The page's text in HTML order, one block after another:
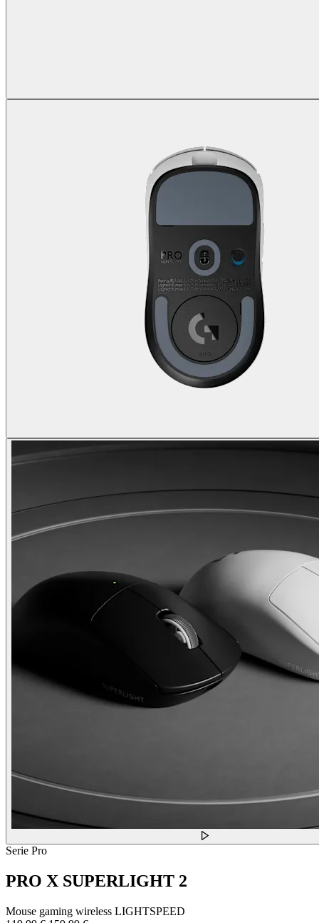
Serie Pro
PRO X SUPERLIGHT 2
Mouse gaming wireless LIGHTSPEED